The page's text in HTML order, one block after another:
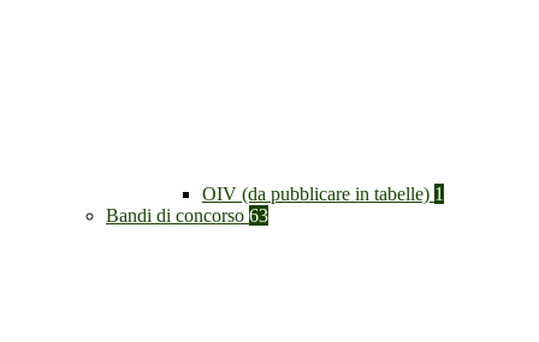
OIV (da pubblicare in tabelle) 1
Bandi di concorso 63